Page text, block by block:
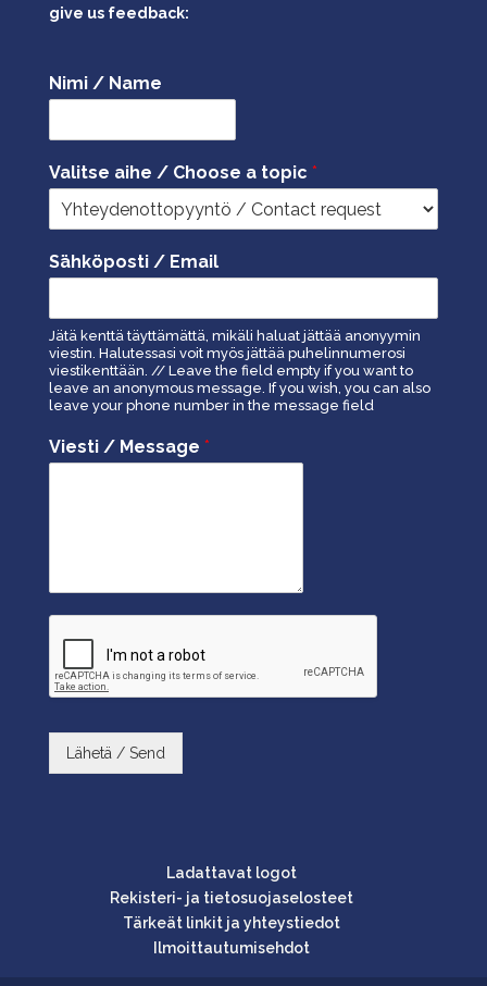
give us feedback:
Nimi / Name
Valitse aihe / Choose a topic *
Sähköposti / Email
Jätä kenttä täyttämättä, mikäli haluat jättää anonyymin
viestin. Halutessasi voit myös jättää puhelinnumerosi
viestikenttään. // Leave the field empty if you want to
leave an anonymous message. If you wish, you can also
leave your phone number in the message field
Viesti / Message *
Lähetä / Send
Ladattavat logot
Rekisteri- ja tietosuojaselosteet
Tärkeät linkit ja yhteystiedot
Ilmoittautumisehdot